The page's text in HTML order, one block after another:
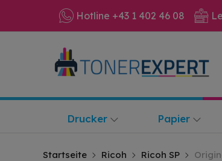
Hotline +43 1 402 46 08
Drucker Papier
Startseite Ricoh Ricoh SP